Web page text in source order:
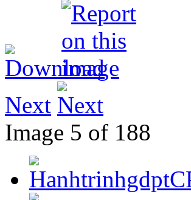
Next
Image 5 of 188